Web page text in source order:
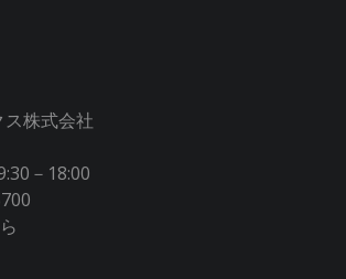
株式会社
－18:00